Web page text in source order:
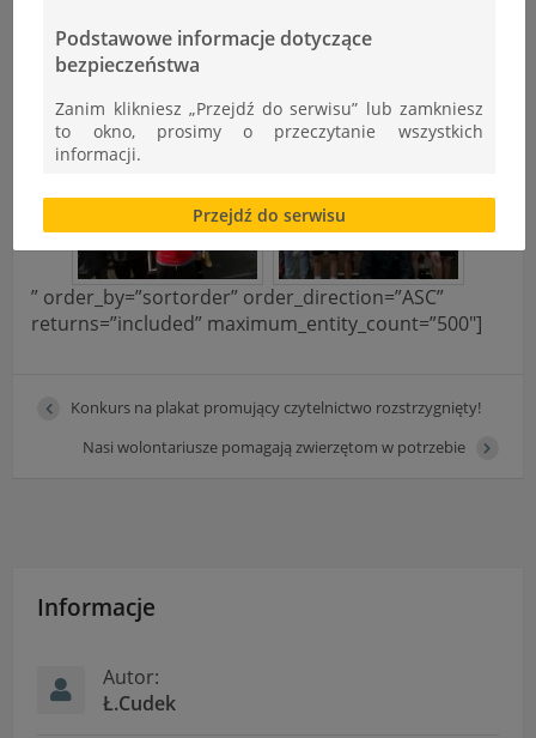
” order_by=”sortorder” order_direction=”ASC”
returns=”included” maximum_entity_count=”500″]
Konkurs na plakat promujący czytelnictwo rozstrzygnięty!
Nasi wolontariusze pomagają zwierzętom w potrzebie
Informacje
Autor:
Ł.Cudek
Podstawowe informacje dotyczące
bezpieczeństwa
Zanim klikniesz „Przejdź do serwisu” lub zamkniesz
to okno, prosimy o przeczytanie wszystkich
informacji.
Brak zgody bądź ograniczenie funkcjonalności plików
cookies lub local storage, może utrudnić lub
uniemożliwić korzystanie z Serwisu.
Informacje dotyczące polityki prywatności oraz
przetwarzania danych osobowych dostępne są cały
czas w sekcji
Przejdź do serwisu